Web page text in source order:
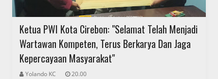
Ketua PWI Kota Cirebon: "Selamat Telah Menjadi
Wartawan Kompeten, Terus Berkarya Dan Jaga
Kepercayaan Masyarakat"
Yolando KC 20.00